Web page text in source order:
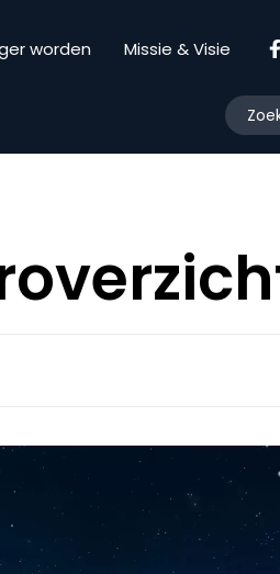
worden Missie & Visie